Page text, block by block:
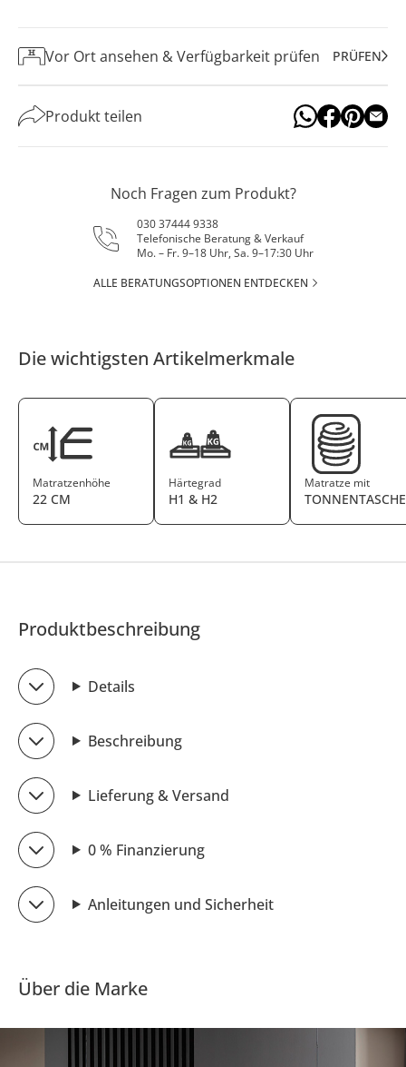
Vor Ort ansehen & Verfügbarkeit prüfen PRÜFEN
Produkt teilen
Noch Fragen zum Produkt?
030 37444 9338
Telefonische Beratung & Verkauf
Mo. – Fr. 9–18 Uhr, Sa. 9–17:30 Uhr
ALLE BERATUNGSOPTIONEN ENTDECKEN
Die wichtigsten Artikelmerkmale
Matratzenhöhe
22 CM
Härtegrad
H1 & H2
Matratze mit
Produktbeschreibung
Details
Beschreibung
Lieferung & Versand
0 % Finanzierung
Anleitungen und Sicherheit
Über die Marke